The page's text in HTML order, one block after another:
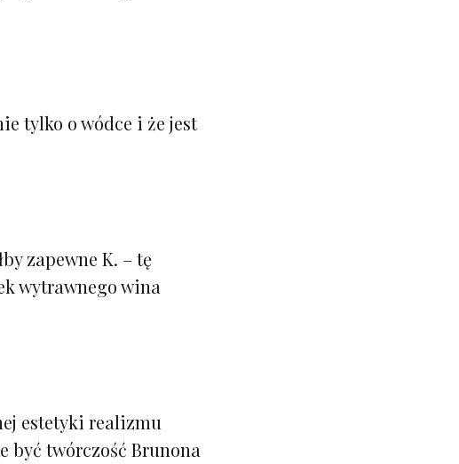
tylko o wódce i że jest
zapewne K. – tę
wytrawnego wina
estetyki realizmu
być twórczość Brunona